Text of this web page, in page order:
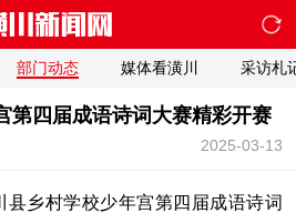
部门动态 媒体看潢川 采访札
第四届成语诗词大赛精彩开赛
2025-03-13
乡村学校少年宫第四届成语诗词